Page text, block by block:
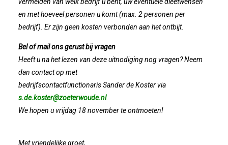
Save The Date: 13 April 2023
Eerste Zoeterwoudse
Ledendag 2022: Nieuw Begin
ALV 2022 - Notulen
en met hoeveel personen u komt (max. 2 personen per
bedrijf). Er zijn geen kosten verbonden aan het ontbijt.
Bel of mail ons gerust bij vragen
Heeft u na het lezen van deze uitnodiging nog vragen? Neem
dan contact op met
bedrijfscontactfunctionaris Sander de Koster via
s.de.koster@zoeterwoude.nl.
We hopen u vrijdag 18 november te ontmoeten!
Met vriendelijke groet,